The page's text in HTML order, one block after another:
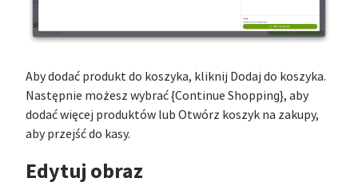
Aby dodać produkt do koszyka, kliknij Dodaj do koszyka.
Następnie możesz wybrać {Continue Shopping}, aby
dodać więcej produktów lub Otwórz koszyk na zakupy,
aby przejść do kasy.
Edytuj obraz